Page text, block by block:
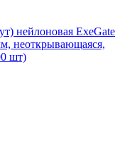
нейлоновая ExeGate
неоткрывающаяся,
шт)